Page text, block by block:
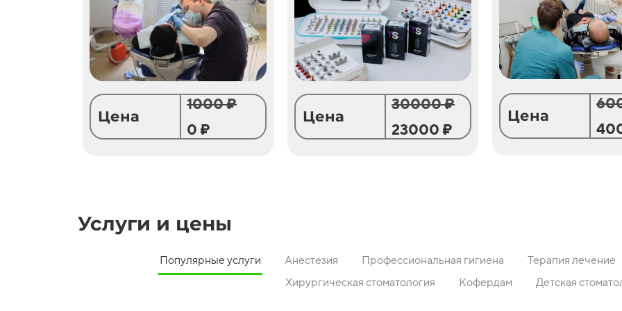
Цена
1000 ₽
0 ₽
Цена
30000 ₽
23000 ₽
Цена
Услуги и цены
Популярные услуги Анестезия Профессиональная гигиена Терапия лечение
Хирургическая стоматология
Кофердам Детская